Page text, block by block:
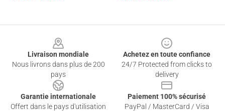
Livraison mondiale
Nous livrons dans plus de 200
pays
Achetez en toute confiance
24/7 Protected from clicks to
delivery
Garantie internationale
Offert dans le pays d'utilisation
Paiement 100% sécurisé
PayPal / MasterCard / Visa